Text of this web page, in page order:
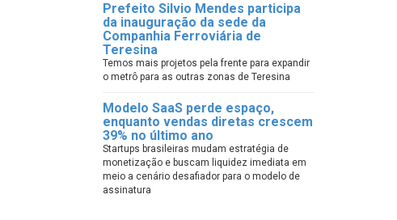
Prefeito Silvio Mendes participa
da inauguração da sede da
Companhia Ferroviária de
Teresina
Temos mais projetos pela frente para expandir
o metrô para as outras zonas de Teresina
Modelo SaaS perde espaço,
enquanto vendas diretas crescem
39% no último ano
Startups brasileiras mudam estratégia de
monetização e buscam liquidez imediata em
meio a cenário desafiador para o modelo de
assinatura